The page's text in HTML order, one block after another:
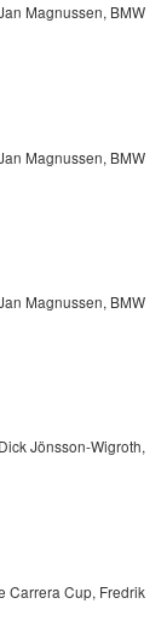
Magnussen, BMW
Magnussen, BMW
Magnussen, BMW
Jönsson-Wigroth,
Carrera Cup, Fredrik